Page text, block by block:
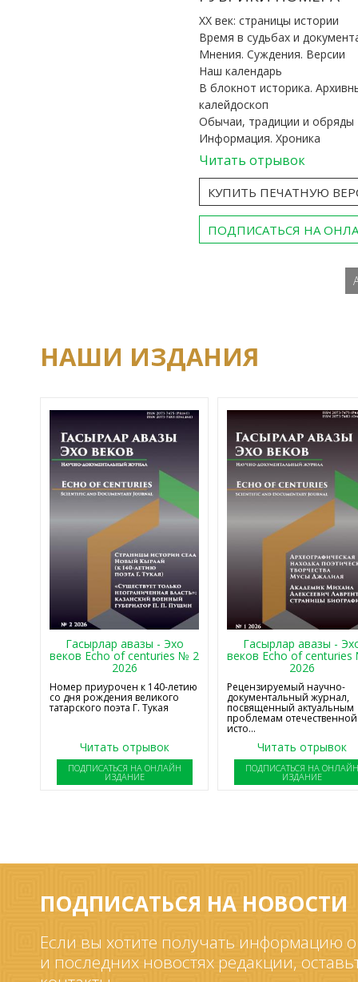
ХХ век: страницы истории
Время в судьбах и
Мнения. Суждения. Версии
Наш календарь
В блокнот историка.
калейдоскоп
Обычаи, традиции и обряды
Информация. Хроника
Читать отрывок
КУПИТЬ ПЕЧАТНУЮ
ПОДПИСАТЬСЯ НА
НАШИ ИЗДАНИЯ
Гасырлар авазы - Эхо
веков Echo of centuries № 2
2026
Номер приурочен к 140-летию
со дня рождения великого
татарского поэта Г. Тукая
Читать отрывок
ПОДПИСАТЬСЯ НА ОНЛАЙН
ИЗДАНИЕ
Гасырлар авазы -
веков Echo of
2026
Рецензируемый научно-
документальный журнал,
посвященный актуальным
проблемам отечественной
исто...
Читать отрывок
ПОДПИСАТЬСЯ НА
ИЗДАНИЕ
ПОДПИСАТЬСЯ НА НОВОСТИ
Если вы хотите получать информацию
и последних новостях редакции,